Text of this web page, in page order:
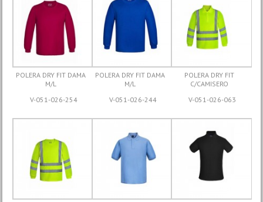
POLERA DRY FIT DAMA
M/L
V-051-026-254
POLERA DRY FIT DAMA
M/L
V-051-026-244
POLERA DRY FIT
C/CAMISERO
V-051-026-063